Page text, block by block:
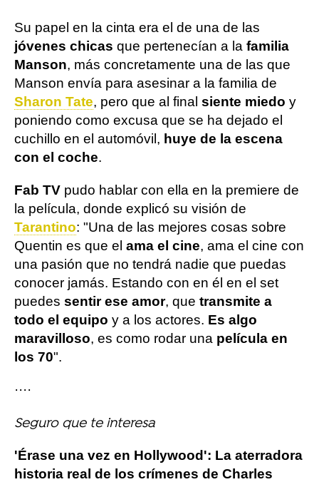
Su papel en la cinta era el de una de las
jóvenes chicas que pertenecían a la familia
Manson, más concretamente una de las que
Manson envía para asesinar a la familia de
Sharon Tate, pero que al final siente miedo y
poniendo como excusa que se ha dejado el
cuchillo en el automóvil, huye de la escena
con el coche.
Fab TV pudo hablar con ella en la premiere de
la película, donde explicó su visión de
Tarantino: "Una de las mejores cosas sobre
Quentin es que el ama el cine, ama el cine con
una pasión que no tendrá nadie que puedas
conocer jamás. Estando con en él en el set
puedes sentir ese amor, que transmite a
todo el equipo y a los actores. Es algo
maravilloso, es como rodar una película en
los 70".
····
Seguro que te interesa
'Érase una vez en Hollywood': La aterradora
historia real de los crímenes de Charles